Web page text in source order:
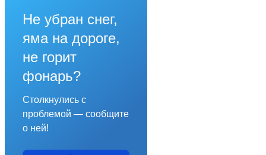
Не убран снег,
яма на дороге,
не горит
фонарь?
Столкнулись с
проблемой — сообщите
о ней!